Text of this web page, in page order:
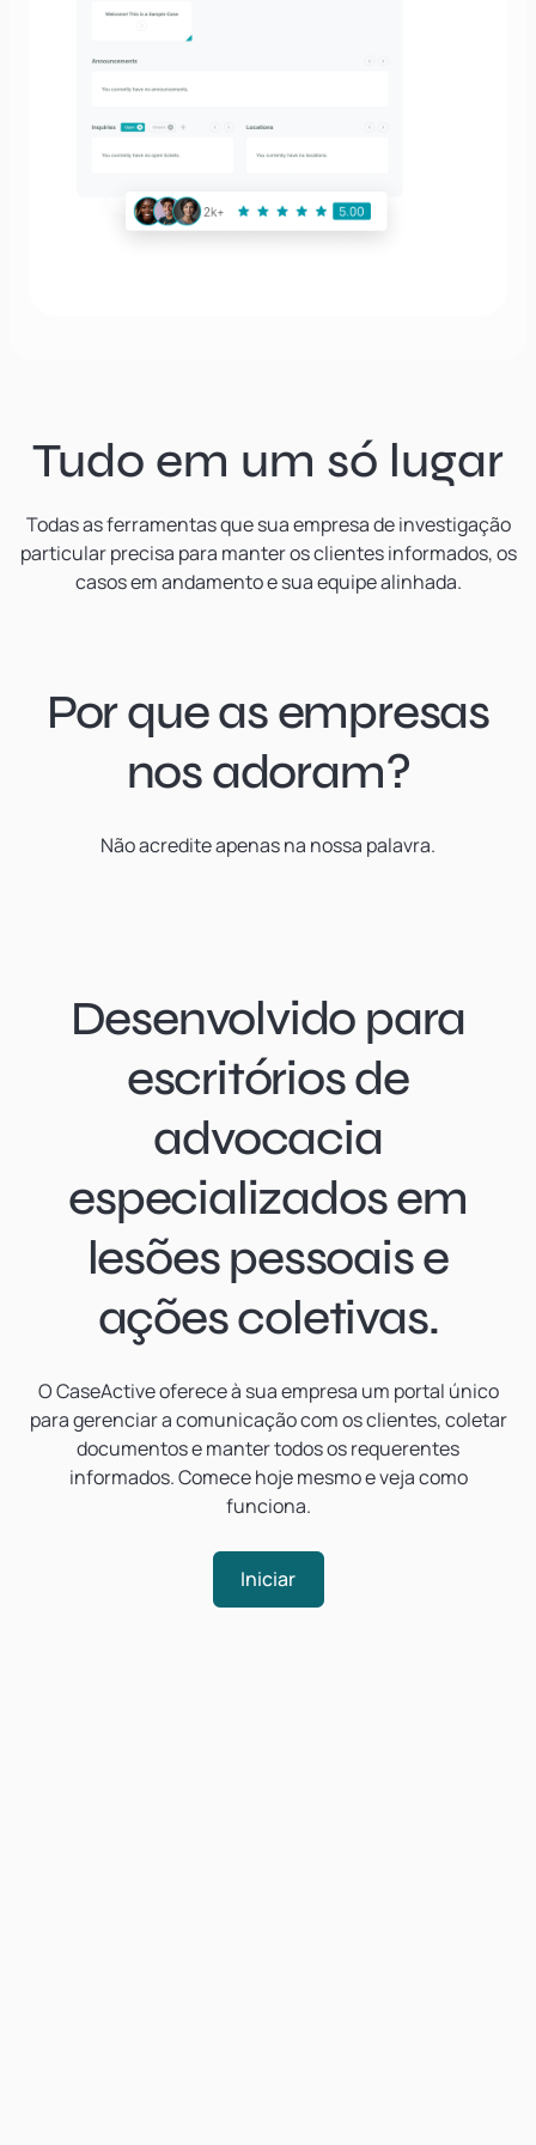
Tudo em um só lugar
Todas as ferramentas que sua empresa de investigação
particular precisa para manter os clientes informados, os
casos em andamento e sua equipe alinhada.
Por que as empresas
nos adoram?
Não acredite apenas na nossa palavra.
Desenvolvido para
escritórios de
advocacia
especializados em
lesões pessoais e
ações coletivas.
O CaseActive oferece à sua empresa um portal único
para gerenciar a comunicação com os clientes, coletar
documentos e manter todos os requerentes
informados. Comece hoje mesmo e veja como
funciona.
Iniciar